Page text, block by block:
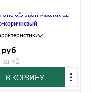
Uno 0,5 Satin Мatt RR 32
коричневый
руб
за м2
В КОРЗИНУ